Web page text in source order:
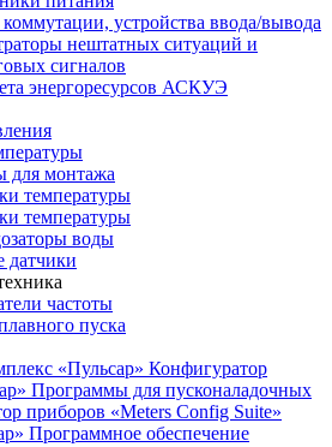
устройства ввода/вывода
нештатных ситуаций и
сигналов
энергоресурсов АСКУЭ
для монтажа
температуры
температуры
воды
датчики
частоты
пуска
«Пульсар» Конфигуратор
Программы для пусконаладочных
приборов «Meters Config Suite»
Программное обеспечение